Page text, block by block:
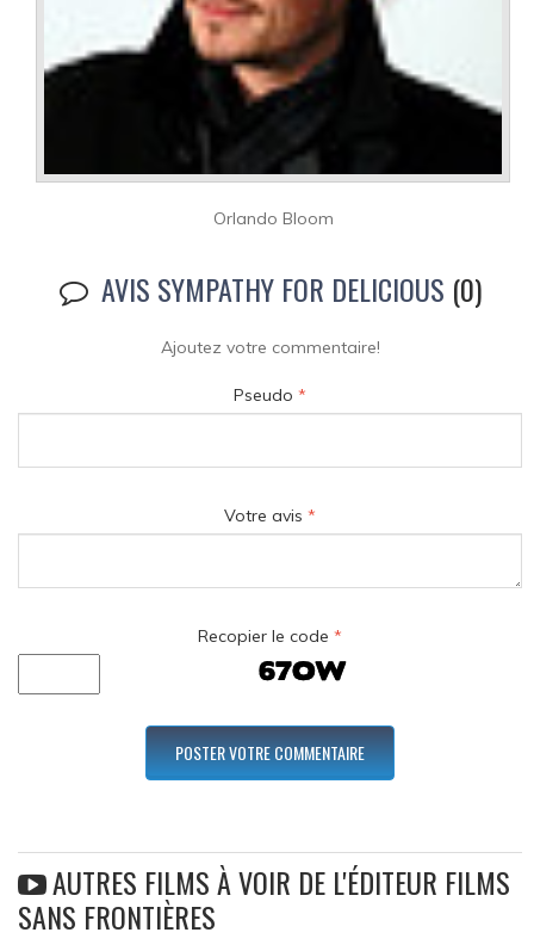
Orlando Bloom
AVIS SYMPATHY FOR DELICIOUS (0)
Ajoutez votre commentaire!
Pseudo *
Votre avis *
Recopier le code *
AUTRES FILMS À VOIR DE L'ÉDITEUR FILMS
SANS FRONTIÈRES